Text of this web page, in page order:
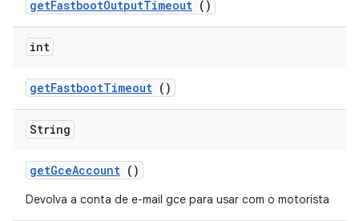
getFastbootOutputTimeout ()
int
getFastbootTimeout ()
String
getGceAccount ()
Devolva a conta de e-mail gce para usar com o motorista